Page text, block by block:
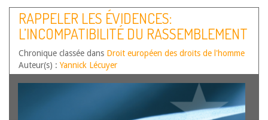
Par Mustapha Afroukh, Maître de conférences HDR en
droit public à Université de Montpellier, IDEDH
UR_UM205, Caroline Boiteux-Picheral, Professeur de droit
public à l’Université de Montpellier, IDEDH UR_UM205,
Thibaut Larrouturou, Maître de conférences en droit
public à Université de…Lire la suite
RAPPELER LES ÉVIDENCES:
L’INCOMPATIBILITÉ DU RASSEMBLEMENT
NATIONAL AVEC LA CONVENTION
EUROPÉENNE DES DROITS DE L’HOMME
Chronique classée dans Droit européen des droits de l'homme
Auteur(s) : Yannick Lécuyer